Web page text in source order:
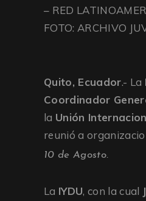
– RED
FOTO: ARCHIVO
Quito, Ecuador.- La
Coordinador
la Unión
reunió a
10 de Agosto.
La IYDU, con la cual